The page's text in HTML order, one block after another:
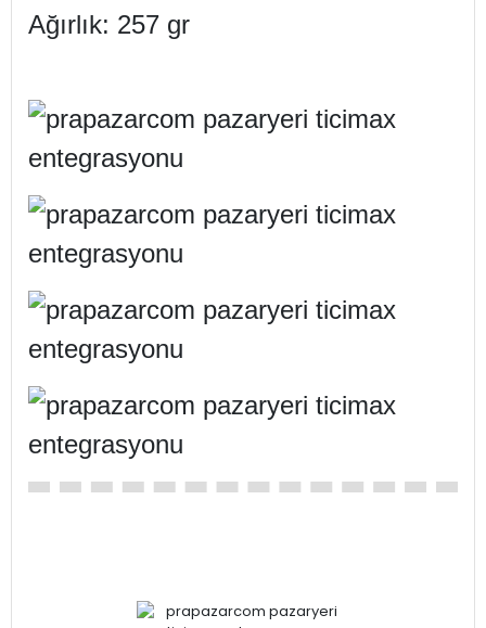
Ağırlık: 257 gr